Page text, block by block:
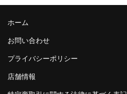
ホーム
お問い合わせ
プライバシーポリシー
店舗情報